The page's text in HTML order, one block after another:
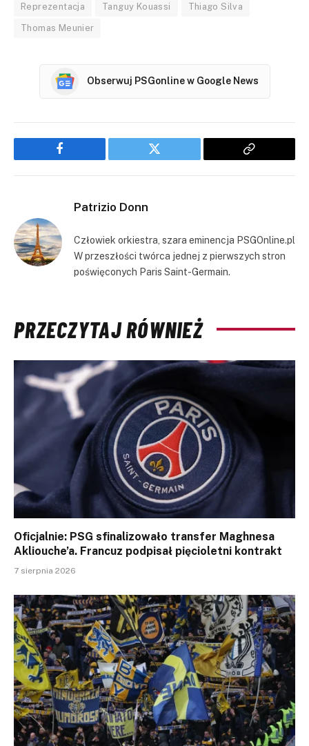
Reprezentacja Tanguy Kouassi Thiago Silva
Thomas Meunier
Obserwuj PSGonline w Google News
Facebook Twitter
Copy
Patrizio Donn
Człowiek orkiestra, szara eminencja PSGOnline.pl
W przeszłości twórca jednej z pierwszych stron
poświęconych Paris Saint-Germain.
PRZECZYTAJ RÓWNIEŻ
Oficjalnie: PSG sfinalizowało transfer Maghnesa
Akliouche’a. Francuz podpisał pięcioletni kontrakt
7 sierpnia 2026